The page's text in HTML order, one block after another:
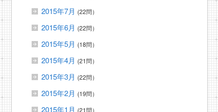
2015年7月 (22問）
2015年6月 (22問）
2015年5月 (18問）
2015年4月 (21問）
2015年3月 (22問）
2015年2月 (19問）
2015年1月 (21問）